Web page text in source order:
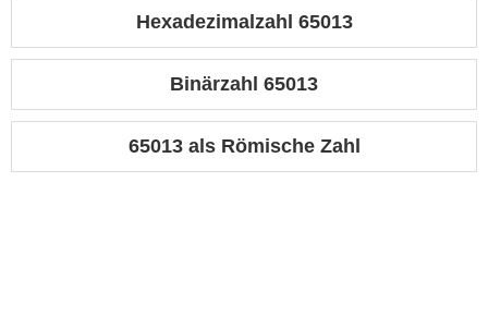
Hexadezimalzahl 65013
Binärzahl 65013
65013 als Römische Zahl